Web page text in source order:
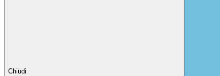
Chiudi